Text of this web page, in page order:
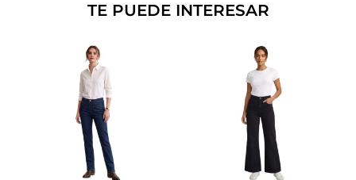
TE PUEDE INTERESAR